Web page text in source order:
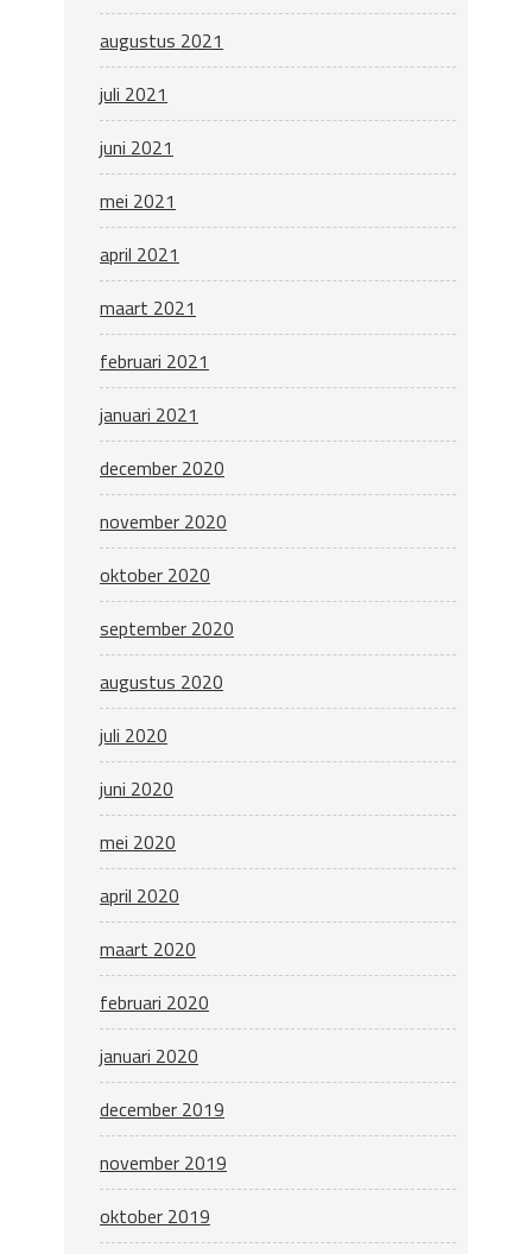
augustus 2021
juli 2021
juni 2021
mei 2021
april 2021
maart 2021
februari 2021
januari 2021
december 2020
november 2020
oktober 2020
september 2020
augustus 2020
juli 2020
juni 2020
mei 2020
april 2020
maart 2020
februari 2020
januari 2020
december 2019
november 2019
oktober 2019